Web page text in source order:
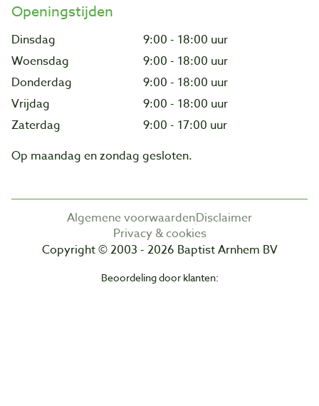
Openingstijden
Dinsdag
9:00 - 18:00 uur
Woensdag
9:00 - 18:00 uur
Donderdag
9:00 - 18:00 uur
Vrijdag
9:00 - 18:00 uur
Zaterdag
9:00 - 17:00 uur
Op maandag en zondag gesloten.
Algemene voorwaardenDisclaimer
Privacy & cookies
Copyright © 2003 - 2026 Baptist Arnhem BV
Beoordeling door klanten: